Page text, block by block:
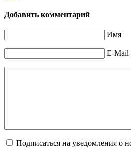
Добавить комментарий
Имя
E-Mail
Подписаться на уведомления о